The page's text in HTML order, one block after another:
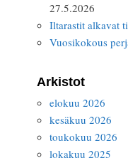
27.5.2026
Iltarastit alkavat
Vuosikokous
Arkistot
elokuu 2026
kesäkuu 2026
toukokuu 2026
lokakuu 2025